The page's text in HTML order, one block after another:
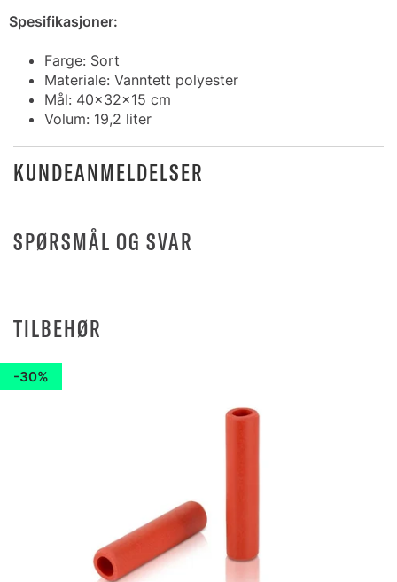
Spesifikasjoner:
Farge: Sort
Materiale: Vanntett polyester
Mål: 40x32x15 cm
Volum: 19,2 liter
KUNDEANMELDELSER
SPØRSMÅL OG SVAR
TILBEHØR
30%